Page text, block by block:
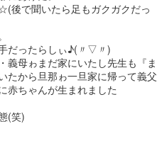
後で聞いたら足もガクガクだっ
だったらしぃ♪(〃▽〃)
義母ゎまだ家にいたし先生も『ま
たから旦那ゎ一旦家に帰って義父
赤ちゃんが生まれました
(笑)